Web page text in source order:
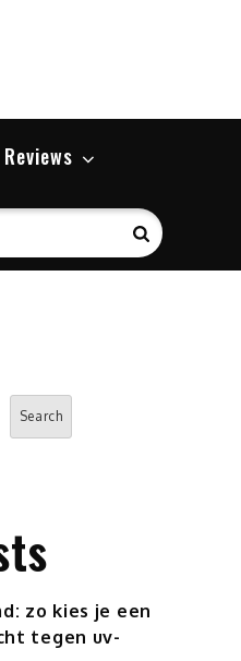
Search
Search
zo kies je een
tegen uv-